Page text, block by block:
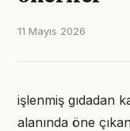
11 Mayıs 2026
işlenmiş gıdadan
alanında öne